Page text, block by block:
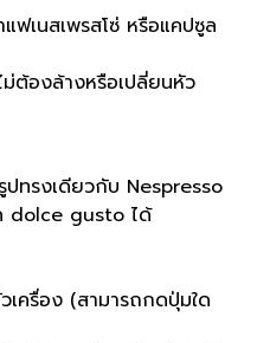
ฟเนสเพรสโซ่ หรือแคปซูล
ต้องล้างหรือเปลี่ยนหัว
ปทรงเดียวกับ Nespresso
dolce gusto ได้
ครื่อง (สามารถกดปุ่มใด